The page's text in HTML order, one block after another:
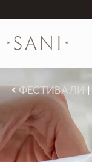
ФЕСТИВАЛИ